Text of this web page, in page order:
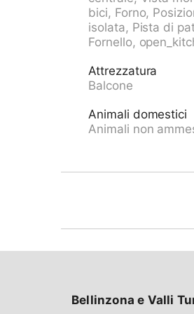
nel 2018. Nella
soleggiata, a 300 m
montagna). 200 m
13 km, ristorante 100
13.2 km, stazione
alla casa 10 m,
Negrentino, Archivio
Lago Retico, Lago di
bici, Forno,
isolata, Pista di
Fornello,
Attrezzatura
Balcone
Animali domestici
Animali non
Bellinzona e Valli